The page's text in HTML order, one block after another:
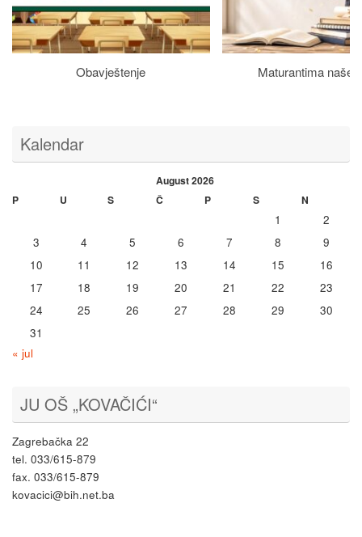
Obavještenje Maturantima naše
Kalendar
August 2026
P
U S Č P S N
1
2
3
4 5 6 7 8
9
10
11 12 13 14 15
16
17
18 19 20 21 22
23
24
25 26 27 28 29
30
31
« jul
JU OŠ „KOVAČIĆI“
Zagrebačka 22
tel. 033/615-879
fax. 033/615-879
kovacici@bih.net.ba